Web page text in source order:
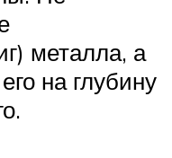
металла, а
на глубину